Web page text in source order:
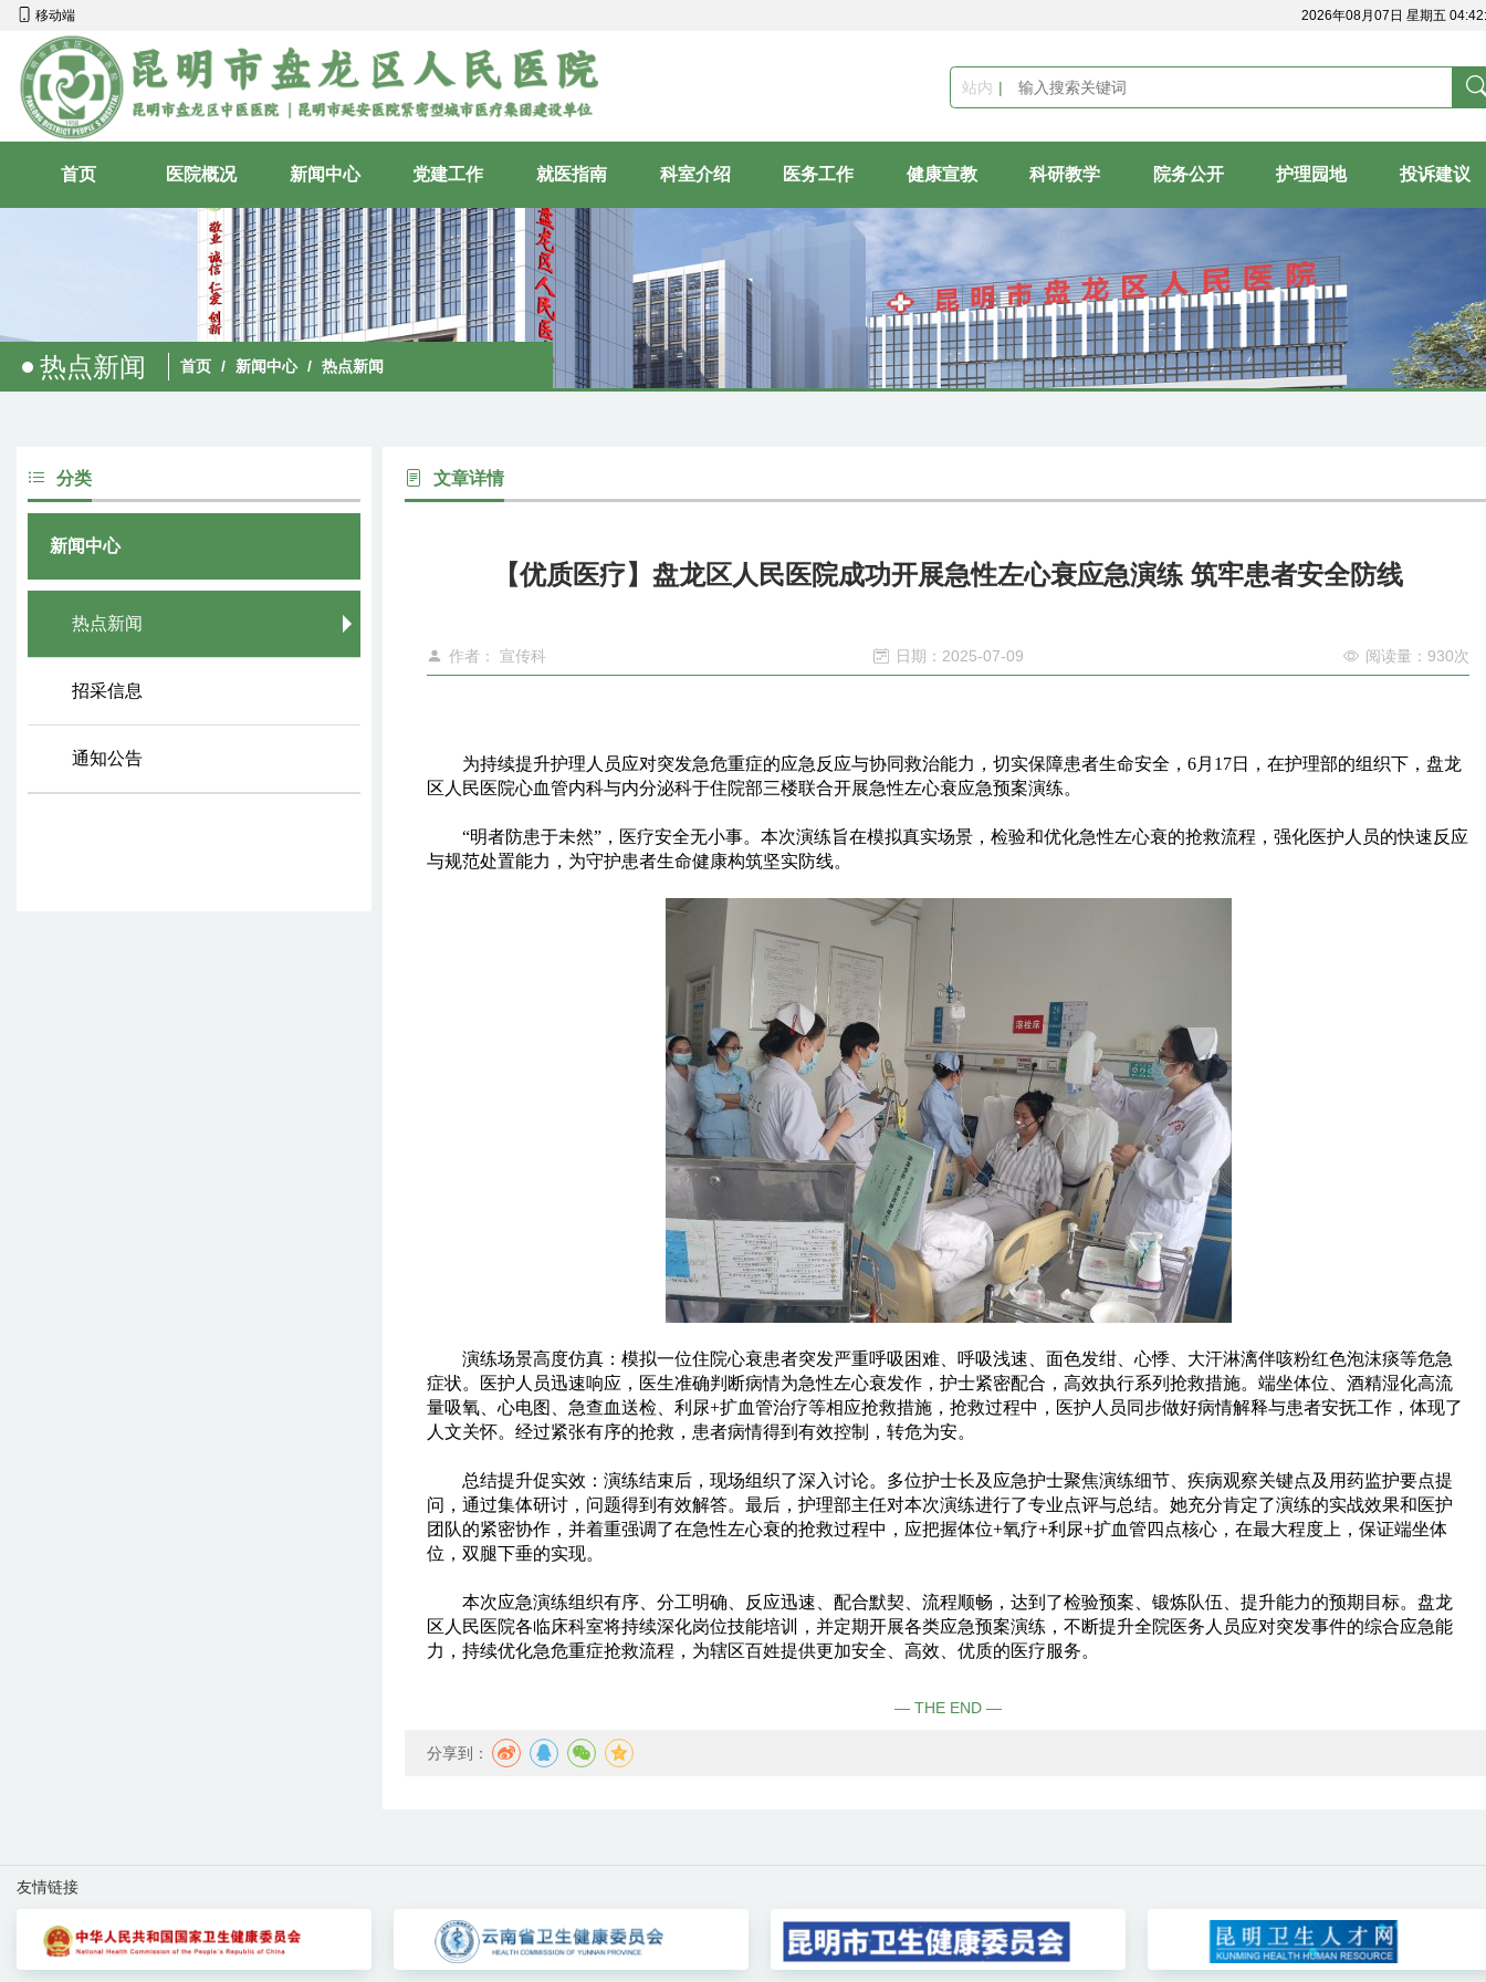
移动端 2026年08月07日 星期五
站内
首页 医院概况 新闻中心 党建工作 就医指南 科室介绍 医务工作 健康宣教 科研教学 院务公开 护理园地 投诉建议
热点新闻 首页 / 新闻中心 / 热点新闻
分类
新闻中心
热点新闻
招采信息
通知公告
文章详情
【优质医疗】盘龙区人民医院成功开展急性左心衰应急演练 筑牢患者安全防线
作者： 宣传科 日期：2025-07-09 阅读量：930次
为持续提升护理人员应对突发急危重症的应急反应与协同救治能力，切实保障患者生命安全， 6月17日，在护理部的组织下，盘龙
区人民医院心血管内科与内分泌科于住院部三楼联合开展急性左心衰应急预案演练。
“明者防患于未然”，医疗安全无小事。本次演练旨在模拟真实场景，检验和优化急性左心衰的抢救流程，强化医护人员的快速反应
与规范处置能力，为守护患者生命健康构筑坚实防线。
演练场景高度仿真：模拟一位住院心衰患者突发严重呼吸困难、呼吸浅速、面色发绀、心悸、大汗淋漓伴咳粉红色泡沫痰等危急
症状。医护人员迅速响应，医生准确判断病情为急性左心衰发作 ，护士紧密配合，高效执行系列抢救措施。 端坐体位、酒精湿化高流
量吸氧、心电图、急查血送检、利尿+扩血管治疗等相应抢救措施， 抢救过程中，医护人员同步做好病情解释与患者安抚工作，体现了
人文关怀。经过紧张有序的抢救，患者病情得到有效控制，转危为安。
总结提升促实效：演练结束后，现场组织了深入讨论。多位护士长及应急护士聚焦演练细节、疾病观察关键点及用药监护要点提
问，通过集体研讨，问题得到有效解答。 最后， 护理部主任对本次演练进行了专业点评与总结。她充分肯定了演练的实战效果和医护
团队的紧密协作，并着重强调了在急性左心衰的抢救过程中，应把握体位+氧疗+利尿+扩血管四点核心，在最大程度上，保证端坐体
位，双腿下垂的实现。
本次应急演练组织有序、分工明确、反应迅速、配合默契、流程顺畅，达到了检验预案、锻炼队伍、提升能力的预期目标。盘龙
区人民医院各临床科室将持续深化岗位技能培训，并定期开展各类应急预案演练，不断提升全院医务人员应对突发事件的综合应急能
力，持续优化急危重症抢救流程，为辖区百姓提供更加安全、高效、优质的医疗服务。
— THE END —
分享到：
友情链接